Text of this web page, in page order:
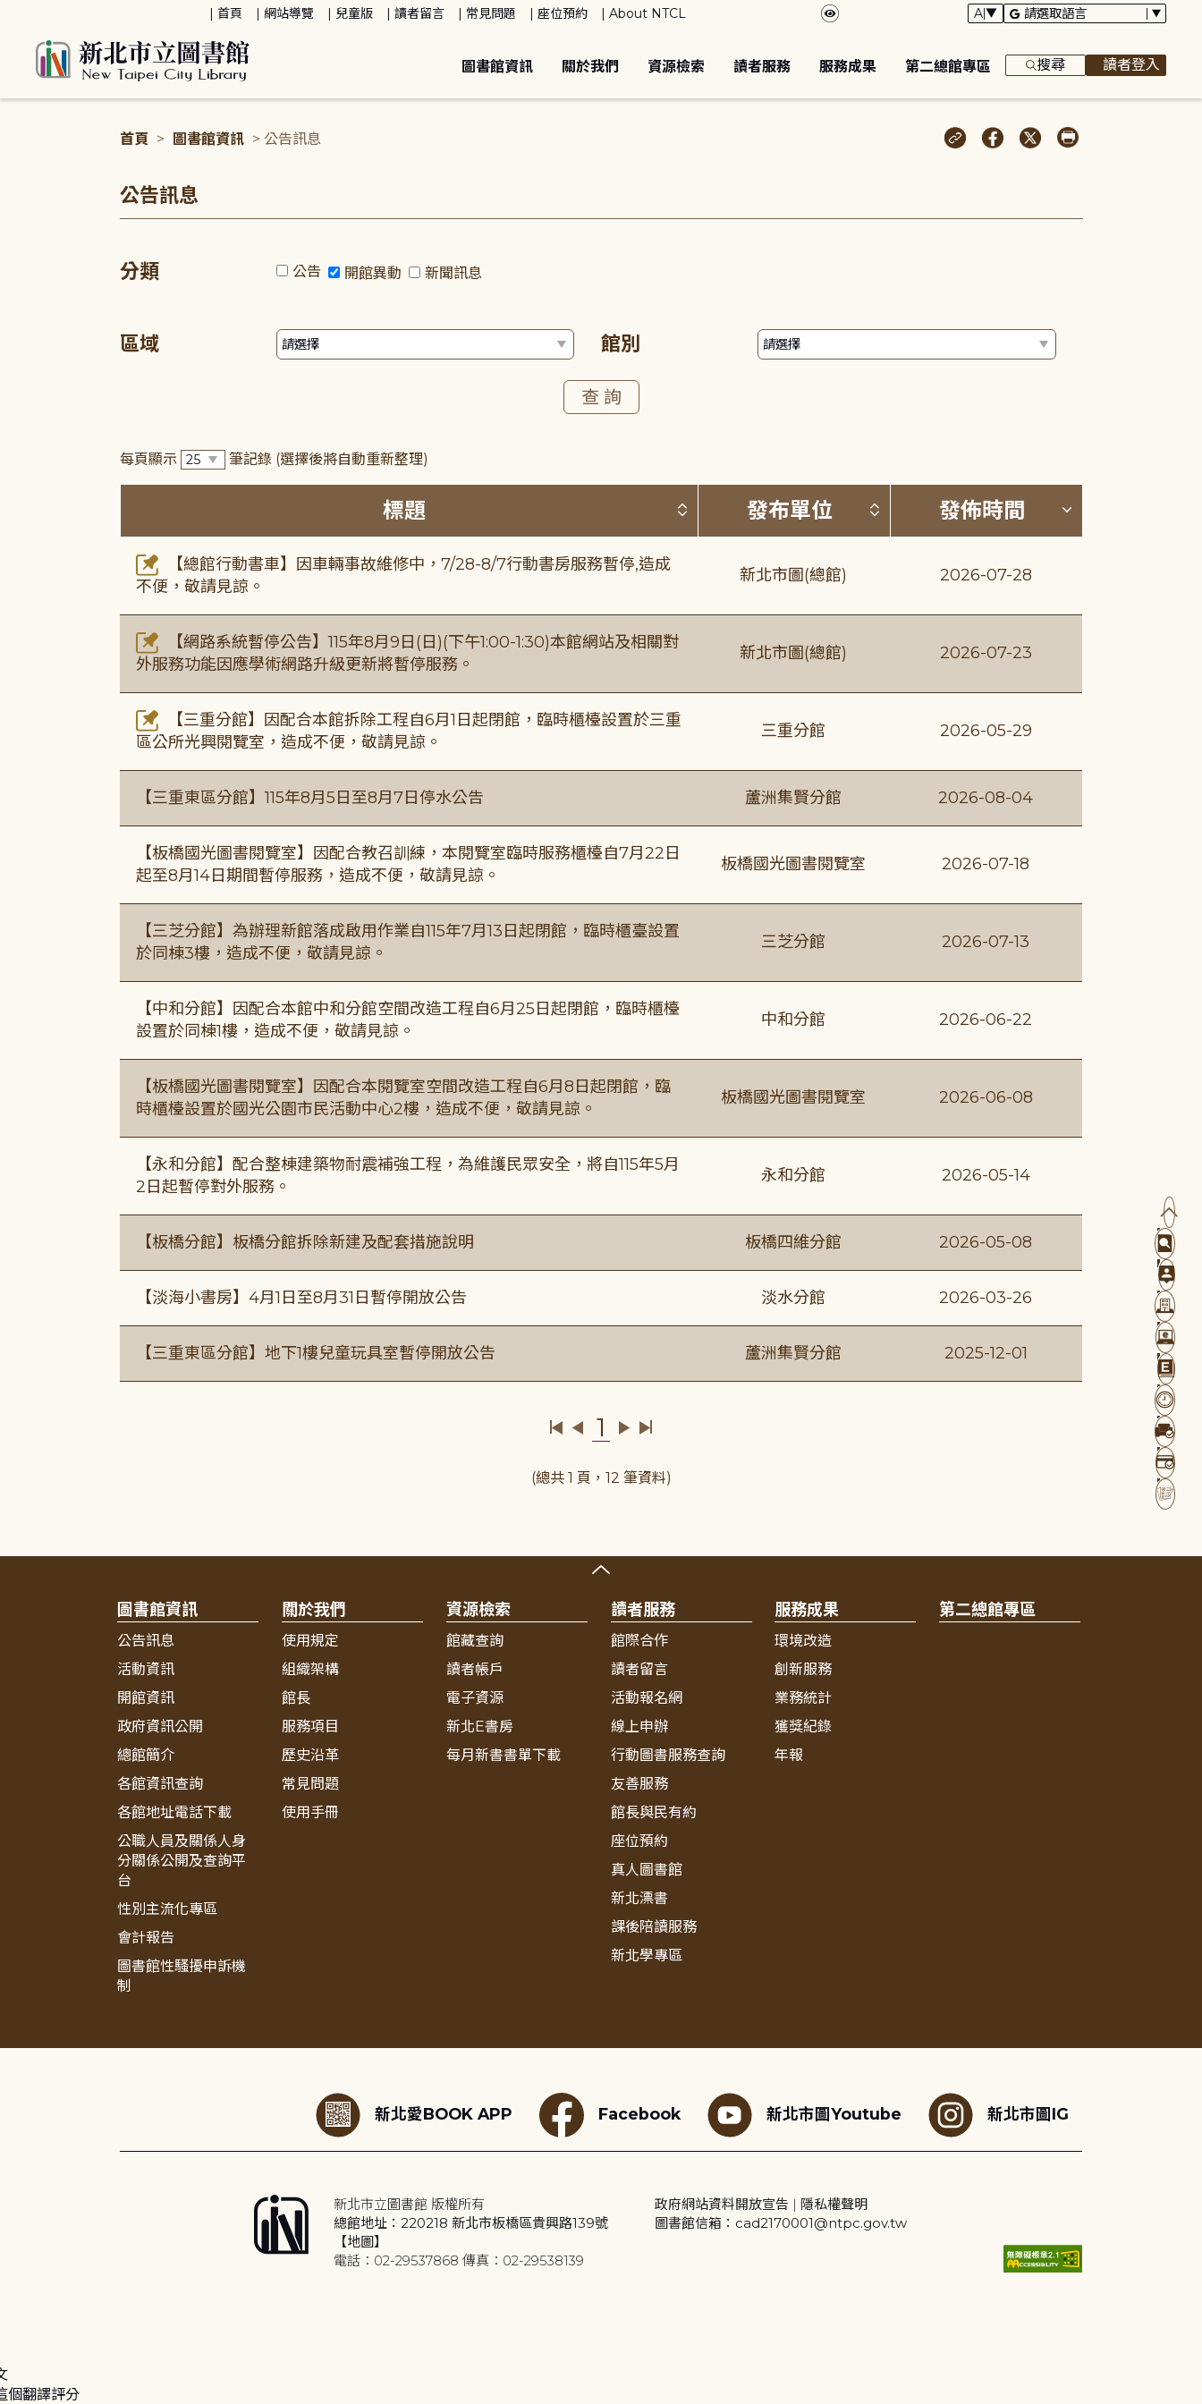
首頁 網站導覽 兒童版 讀者留言 常見問題 座位預約 About NTCL
圖書館資訊 關於我們 資源檢索 讀者服務 服務成果 第二總館專區 搜尋 讀者登入
首頁 > 圖書館資訊 > 公告訊息
公告訊息
分類 公告 開館異動 新聞訊息
區域 館別
每頁顯示 筆記錄 (選擇後將自動重新整理)
標題 按標題排序 (升降冪)
發布單位 按發布單位排序 (升降冪)
發佈時間 按發佈時間
【總館行動書車】因車輛事故維修中，7/28-8/7行動書房服務暫停,造成
不便，敬請見諒。
新北市圖(總館) 2026-07-28
【網路系統暫停公告】115年8月9日(日)(下午1:00-1:30)本館網站及相關對
外服務功能因應學術網路升級更新將暫停服務。
新北市圖(總館) 2026-07-23
【三重分館】因配合本館拆除工程自6月1日起閉館，臨時櫃檯設置於三重
區公所光興閱覽室，造成不便，敬請見諒。
三重分館 2026-05-29
【三重東區分館】115年8月5日至8月7日停水公告 蘆洲集賢分館 2026-08-04
【板橋國光圖書閱覽室】因配合教召訓練，本閱覽室臨時服務櫃檯自7月22日
起至8月14日期間暫停服務，造成不便，敬請見諒。
板橋國光圖書閱覽室 2026-07-18
【三芝分館】為辦理新館落成啟用作業自115年7月13日起閉館，臨時櫃臺設置
於同棟3樓，造成不便，敬請見諒。
三芝分館 2026-07-13
【中和分館】因配合本館中和分館空間改造工程自6月25日起閉館，臨時櫃檯
設置於同棟1樓，造成不便，敬請見諒。
中和分館 2026-06-22
【板橋國光圖書閱覽室】因配合本閱覽室空間改造工程自6月8日起閉館，臨
時櫃檯設置於國光公園市民活動中心2樓，造成不便，敬請見諒。
板橋國光圖書閱覽室 2026-06-08
【永和分館】配合整棟建築物耐震補強工程，為維護民眾安全，將自115年5月
2日起暫停對外服務。
永和分館 2026-05-14
【板橋分館】板橋分館拆除新建及配套措施說明 板橋四維分館 2026-05-08
【淡海小書房】4月1日至8月31日暫停開放公告 淡水分館 2026-03-26
【三重東區分館】地下1樓兒童玩具室暫停開放公告 蘆洲集賢分館 2025-12-01
1
(總共 1 頁，12 筆資料)
圖書館資訊
公告訊息
活動資訊
開館資訊
政府資訊公開
總館簡介
各館資訊查詢
各館地址電話下載
公職人員及關係人身
分關係公開及查詢平
台
性別主流化專區
會計報告
圖書館性騷擾申訴機
制
關於我們
使用規定
組織架構
館長
服務項目
歷史沿革
常見問題
使用手冊
資源檢索
館藏查詢
讀者帳戶
電子資源
新北E書房
每月新書書單下載
讀者服務
館際合作
讀者留言
活動報名網
線上申辦
行動圖書服務查詢
友善服務
館長與民有約
座位預約
真人圖書館
新北漂書
課後陪讀服務
新北學專區
服務成果
環境改造
創新服務
業務統計
獲獎紀錄
年報
第二總館專區
新北愛BOOK APP Facebook 新北市圖Youtube 新北市圖IG
新北市立圖書館 版權所有
總館地址：220218 新北市板橋區貴興路139號
【地圖】
電話：02-29537868 傳真：02-29538139
政府網站資料開放宣告 | 隱私權聲明
圖書館信箱：cad2170001@ntpc.gov.tw
個翻譯評分